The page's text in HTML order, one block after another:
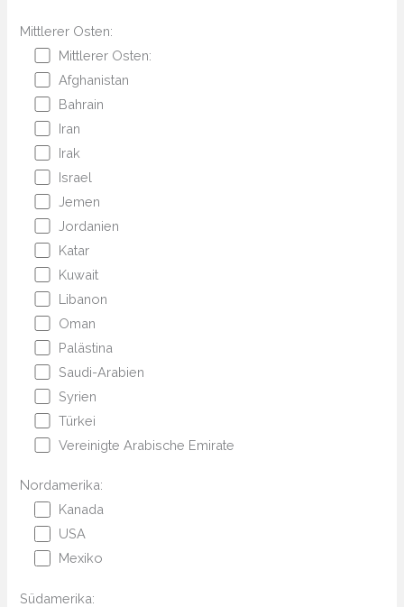
Mittlerer Osten:
Mittlerer Osten:
Afghanistan
Bahrain
Iran
Irak
Israel
Jemen
Jordanien
Katar
Kuwait
Libanon
Oman
Palästina
Saudi-Arabien
Syrien
Türkei
Vereinigte Arabische Emirate
Nordamerika:
Kanada
USA
Mexiko
Südamerika: